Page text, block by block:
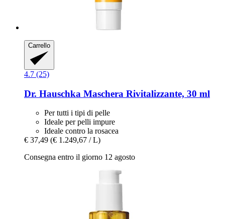
Carrello
4.7 (25)
Dr. Hauschka Maschera Rivitalizzante, 30 ml
Per tutti i tipi di pelle
Ideale per pelli impure
Ideale contro la rosacea
€ 37,49 (€ 1.249,67 / L)
Consegna entro il giorno 12 agosto